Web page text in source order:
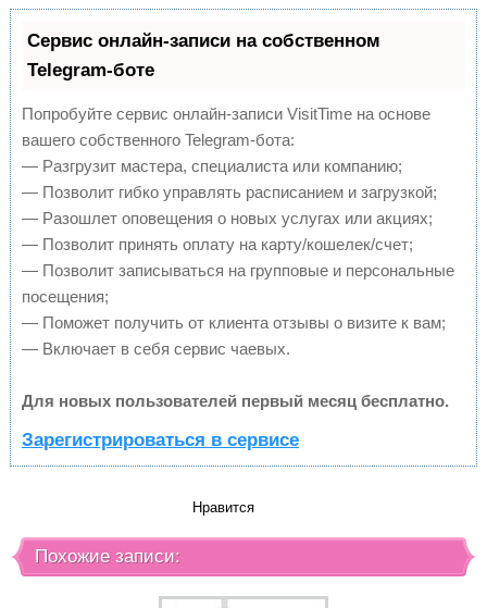
Сервис онлайн-записи на собственном
Telegram-боте
Попробуйте сервис онлайн-записи VisitTime на основе
вашего собственного Telegram-бота:
— Разгрузит мастера, специалиста или компанию;
— Позволит гибко управлять расписанием и загрузкой;
— Разошлет оповещения о новых услугах или акциях;
— Позволит принять оплату на карту/кошелек/счет;
— Позволит записываться на групповые и персональные
посещения;
— Поможет получить от клиента отзывы о визите к вам;
— Включает в себя сервис чаевых.
Для новых пользователей первый месяц бесплатно.
Зарегистрироваться в сервисе
Нравится
Похожие записи: